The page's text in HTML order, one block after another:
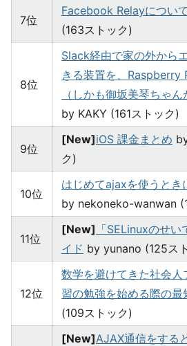
7位
Facebook Relayについ
(163ストック)
8位
Slack経由で家の外から
きる装置を、Raspberry
（しかも御坂美琴ちゃん
by KAKY (161ストック)
9位
[New]iOS 課金まとめ
ク)
10位
はじめてajaxを使うとき
by nekoneko-wanwan
11位
[New] 「SELinuxのせ
イド by yunano (125ス
12位
数学を避けてきた社会
習の勉強を始める際の最
(109ストック)
[New]AJAX通信をする